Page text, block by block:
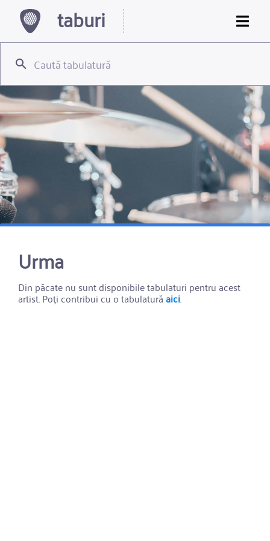
taburi
Urma
Din păcate nu sunt disponibile tabulaturi pentru acest
artist. Poți contribui cu o tabulaturăaici.